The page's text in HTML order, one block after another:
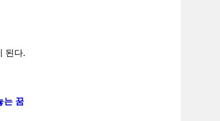
된다.
는 꿈